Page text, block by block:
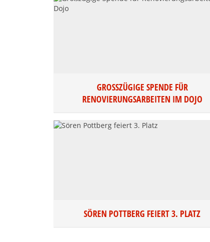
GROSSZÜGIGE SPENDE FÜR R
ENOVIERUNGSARBEITEN IM DOJO
SÖREN POTTBERG FEIERT 3. PLATZ